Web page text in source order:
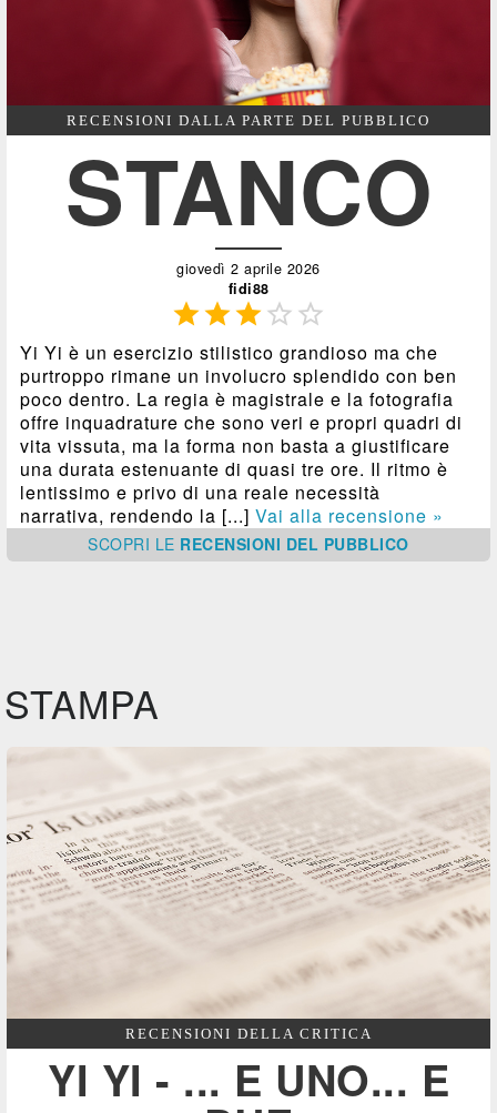
RECENSIONI DALLA PARTE DEL PUBBLICO
STANCO
giovedì 2 aprile 2026
fidi88
 
Yi Yi è un esercizio stilistico grandioso ma che
purtroppo rimane un involucro splendido con ben
poco dentro. La regia è magistrale e la fotografia
offre inquadrature che sono veri e propri quadri di
vita vissuta, ma la forma non basta a giustificare
una durata estenuante di quasi tre ore. Il ritmo è
lentissimo e privo di una reale necessità
narrativa, rendendo la [...]Vai alla recensione »
SCOPRI LE RECENSIONI DEL PUBBLICO
STAMPA
RECENSIONI DELLA CRITICA
YI YI - ... E UNO... E